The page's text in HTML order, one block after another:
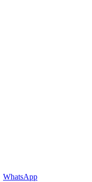
WhatsApp